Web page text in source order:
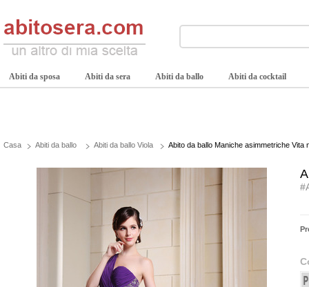
Abiti da sposa Abiti da sera Abiti da ballo Abiti da cocktail
Casa Abiti da ballo Abiti da ballo Viola Abito da ballo Maniche asimmetriche Vita